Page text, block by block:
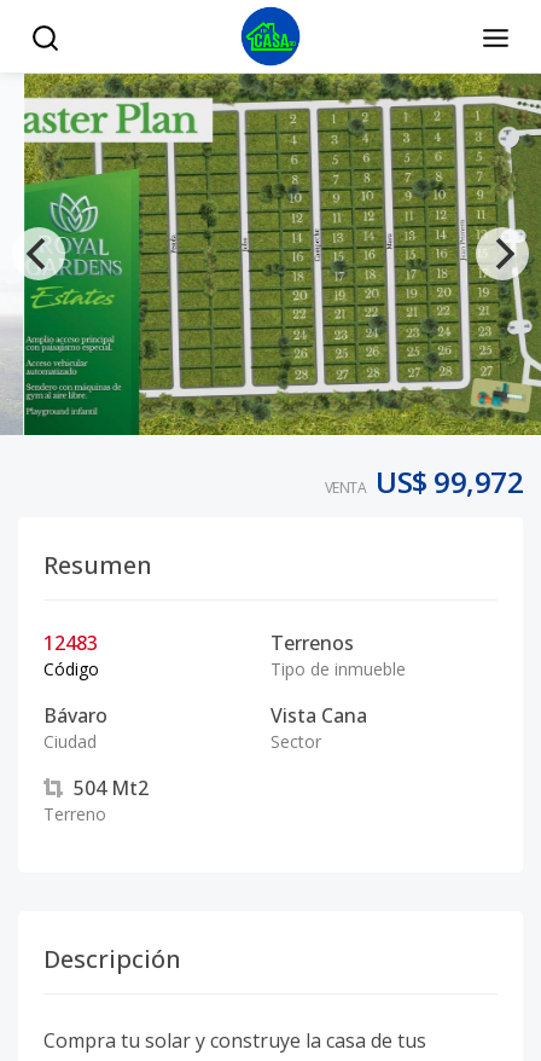
VENTA US$ 99,972
Resumen
12483
Código
Terrenos
Tipo de inmueble
Bávaro
Ciudad
Vista Cana
Sector
504 Mt2
Terreno
Descripción
Compra tu solar y construye la casa de tus
TERRENOS EN VISTA CANA - Tu Casa RD